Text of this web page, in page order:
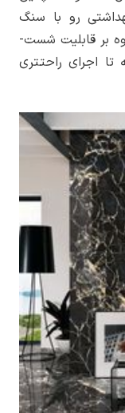
رو با سنگ
بر قابلیت شست‌­
اجرای راحتتری